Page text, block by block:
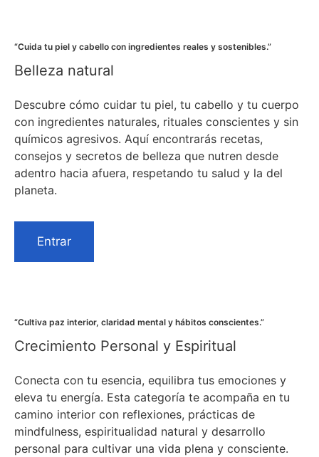
“Cuida tu piel y cabello con ingredientes reales y sostenibles.”
Belleza natural
Descubre cómo cuidar tu piel, tu cabello y tu cuerpo
con ingredientes naturales, rituales conscientes y sin
químicos agresivos. Aquí encontrarás recetas,
consejos y secretos de belleza que nutren desde
adentro hacia afuera, respetando tu salud y la del
planeta.
Entrar
“Cultiva paz interior, claridad mental y hábitos conscientes.”
Crecimiento Personal y Espiritual
Conecta con tu esencia, equilibra tus emociones y
eleva tu energía. Esta categoría te acompaña en tu
camino interior con reflexiones, prácticas de
mindfulness, espiritualidad natural y desarrollo
personal para cultivar una vida plena y consciente.